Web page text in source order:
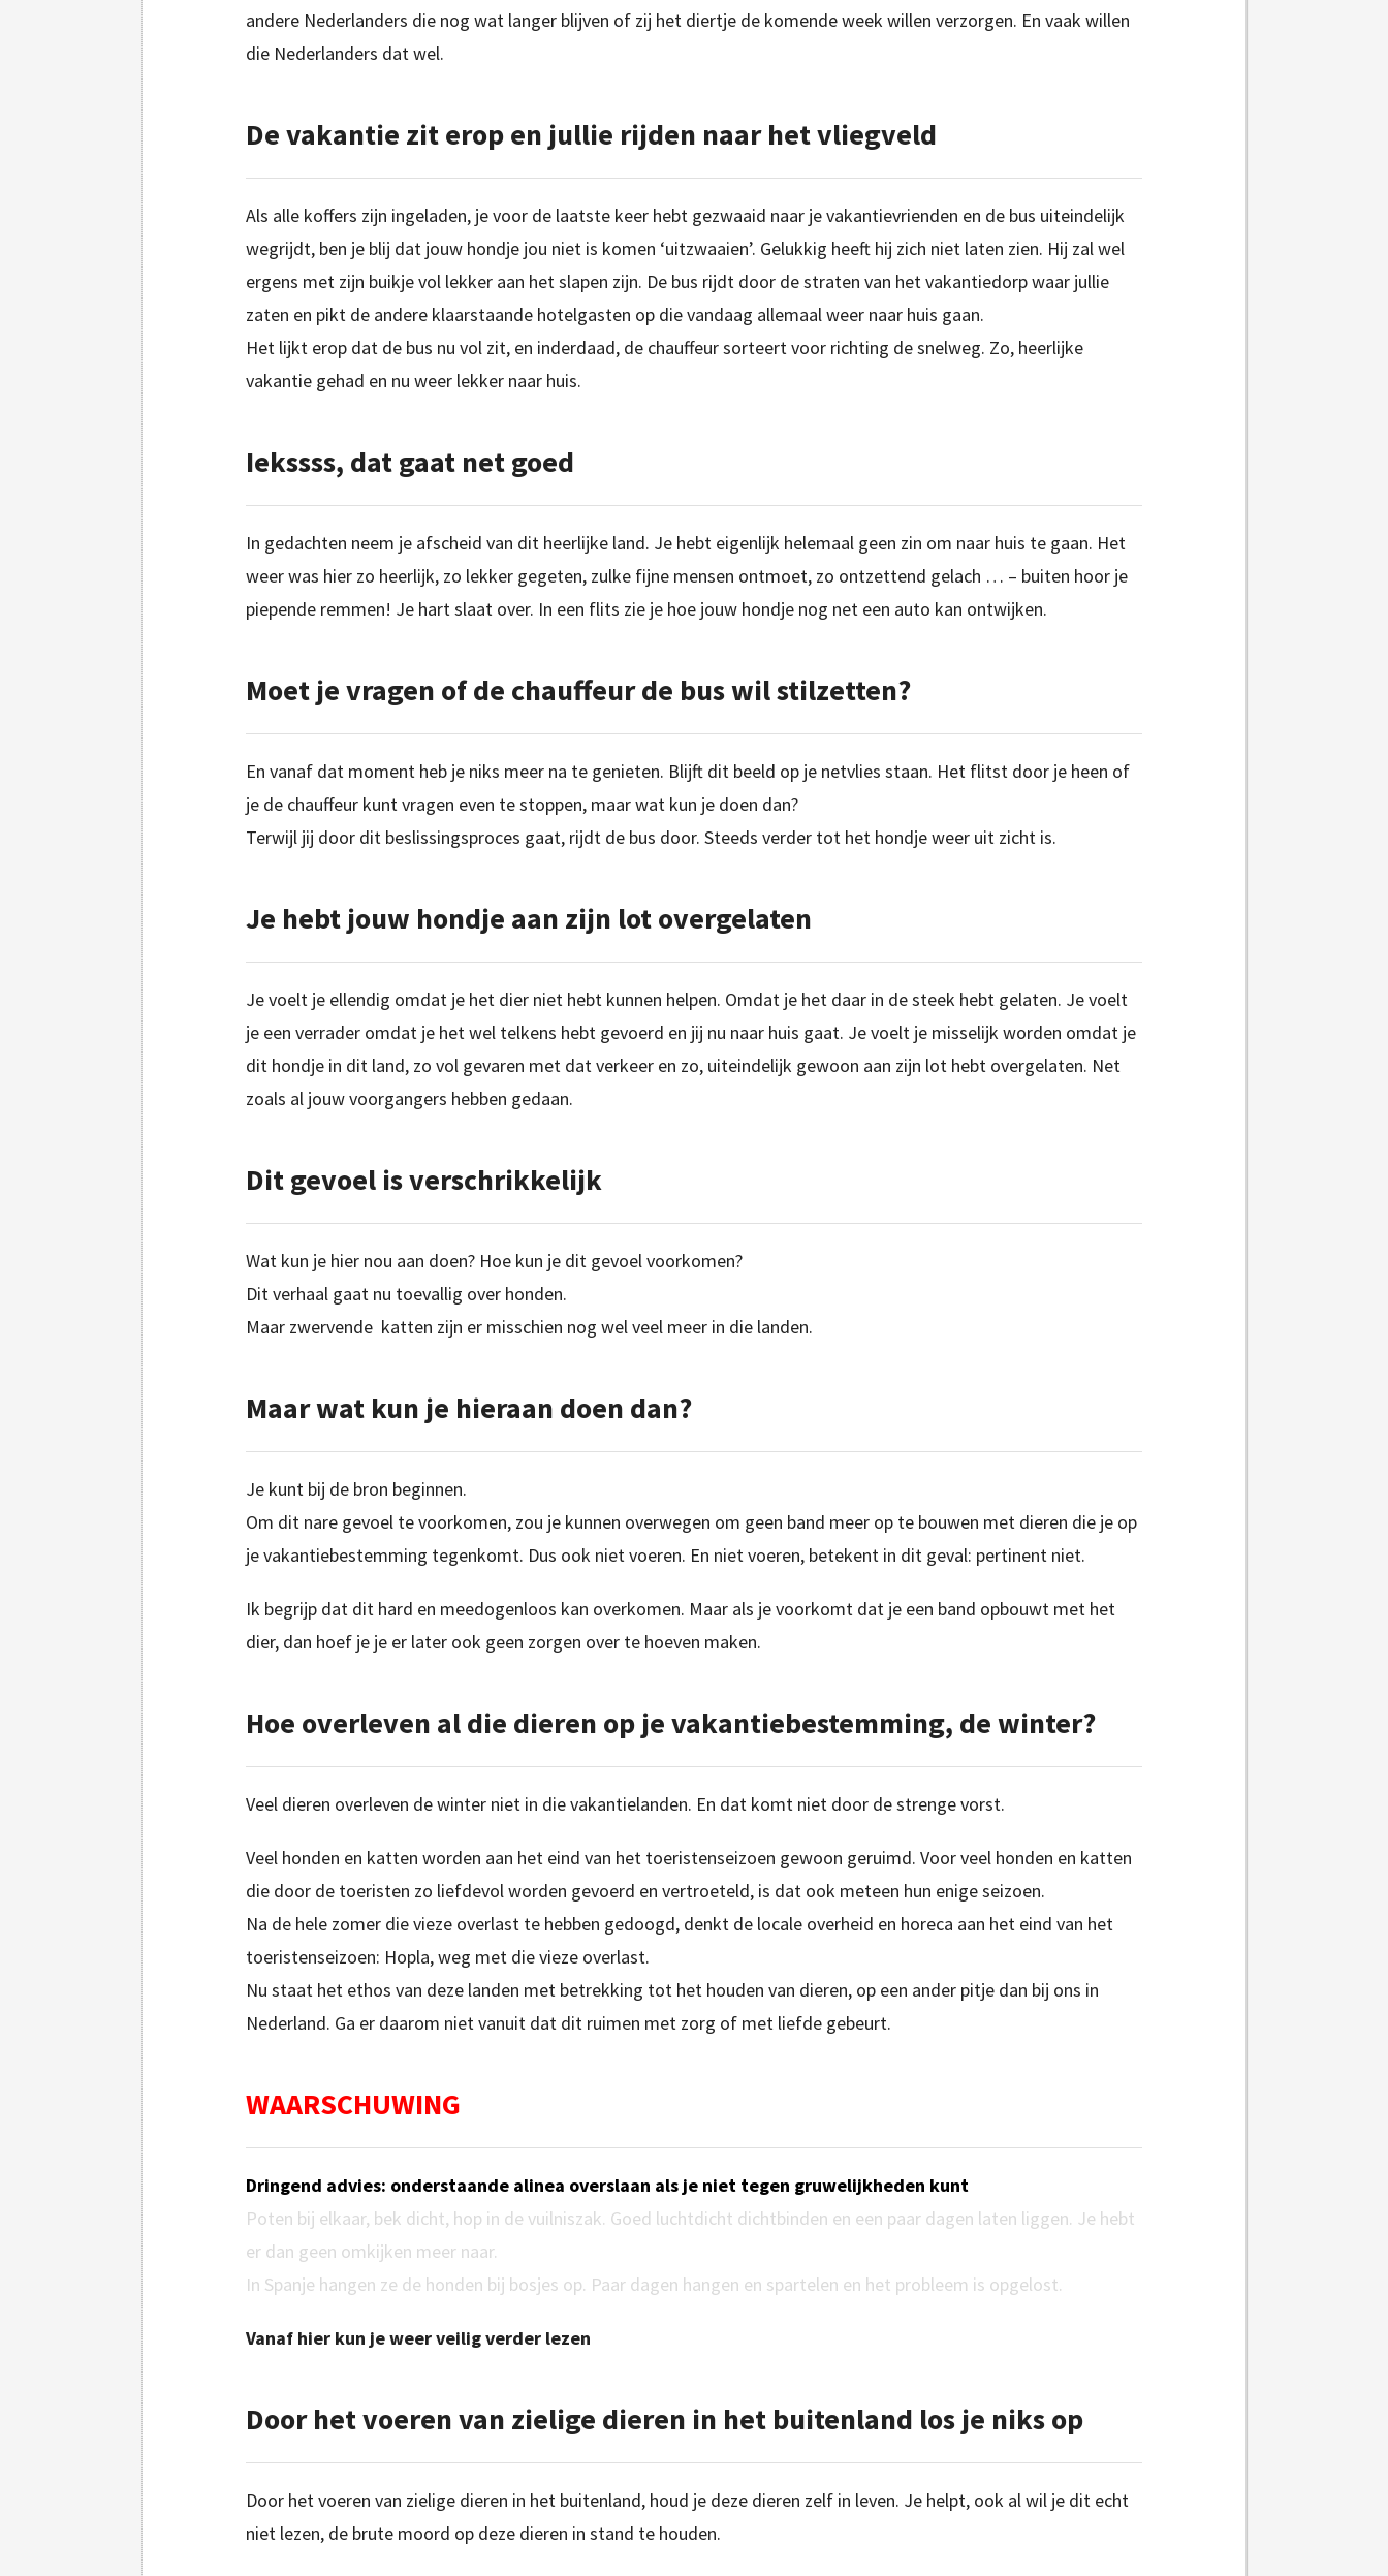
andere Nederlanders die nog wat langer blijven of zij het diertje de komende week willen verzorgen. En vaak willen
die Nederlanders dat wel.
De vakantie zit erop en jullie rijden naar het vliegveld
Als alle koffers zijn ingeladen, je voor de laatste keer hebt gezwaaid naar je vakantievrienden en de bus uiteindelijk
wegrijdt, ben je blij dat jouw hondje jou niet is komen ‘uitzwaaien’. Gelukkig heeft hij zich niet laten zien. Hij zal wel
ergens met zijn buikje vol lekker aan het slapen zijn. De bus rijdt door de straten van het vakantiedorp waar jullie
zaten en pikt de andere klaarstaande hotelgasten op die vandaag allemaal weer naar huis gaan.
Het lijkt erop dat de bus nu vol zit, en inderdaad, de chauffeur sorteert voor richting de snelweg. Zo, heerlijke
vakantie gehad en nu weer lekker naar huis.
Iekssss, dat gaat net goed
In gedachten neem je afscheid van dit heerlijke land. Je hebt eigenlijk helemaal geen zin om naar huis te gaan. Het
weer was hier zo heerlijk, zo lekker gegeten, zulke fijne mensen ontmoet, zo ontzettend gelach … – buiten hoor je
piepende remmen! Je hart slaat over. In een flits zie je hoe jouw hondje nog net een auto kan ontwijken.
Moet je vragen of de chauffeur de bus wil stilzetten?
En vanaf dat moment heb je niks meer na te genieten. Blijft dit beeld op je netvlies staan. Het flitst door je heen of
je de chauffeur kunt vragen even te stoppen, maar wat kun je doen dan?
Terwijl jij door dit beslissingsproces gaat, rijdt de bus door. Steeds verder tot het hondje weer uit zicht is.
Je hebt jouw hondje aan zijn lot overgelaten
Je voelt je ellendig omdat je het dier niet hebt kunnen helpen. Omdat je het daar in de steek hebt gelaten. Je voelt
je een verrader omdat je het wel telkens hebt gevoerd en jij nu naar huis gaat. Je voelt je misselijk worden omdat je
dit hondje in dit land, zo vol gevaren met dat verkeer en zo, uiteindelijk gewoon aan zijn lot hebt overgelaten. Net
zoals al jouw voorgangers hebben gedaan.
Dit gevoel is verschrikkelijk
Wat kun je hier nou aan doen? Hoe kun je dit gevoel voorkomen?
Dit verhaal gaat nu toevallig over honden.
Maar zwervende katten zijn er misschien nog wel veel meer in die landen.
Maar wat kun je hieraan doen dan?
Je kunt bij de bron beginnen.
Om dit nare gevoel te voorkomen, zou je kunnen overwegen om geen band meer op te bouwen met dieren die je op
je vakantiebestemming tegenkomt. Dus ook niet voeren. En niet voeren, betekent in dit geval: pertinent niet.
Ik begrijp dat dit hard en meedogenloos kan overkomen. Maar als je voorkomt dat je een band opbouwt met het
dier, dan hoef je je er later ook geen zorgen over te hoeven maken.
Hoe overleven al die dieren op je vakantiebestemming, de winter?
Veel dieren overleven de winter niet in die vakantielanden. En dat komt niet door de strenge vorst.
Veel honden en katten worden aan het eind van het toeristenseizoen gewoon geruimd. Voor veel honden en katten
die door de toeristen zo liefdevol worden gevoerd en vertroeteld, is dat ook meteen hun enige seizoen.
Na de hele zomer die vieze overlast te hebben gedoogd, denkt de locale overheid en horeca aan het eind van het
toeristenseizoen: Hopla, weg met die vieze overlast.
Nu staat het ethos van deze landen met betrekking tot het houden van dieren, op een ander pitje dan bij ons in
Nederland. Ga er daarom niet vanuit dat dit ruimen met zorg of met liefde gebeurt.
WAARSCHUWING
Dringend advies: onderstaande alinea overslaan als je niet tegen gruwelijkheden kunt
Poten bij elkaar, bek dicht, hop in de vuilniszak. Goed luchtdicht dichtbinden en een paar dagen laten liggen. Je hebt
er dan geen omkijken meer naar.
In Spanje hangen ze de honden bij bosjes op. Paar dagen hangen en spartelen en het probleem is opgelost.
Vanaf hier kun je weer veilig verder lezen
Door het voeren van zielige dieren in het buitenland los je niks op
Door het voeren van zielige dieren in het buitenland, houd je deze dieren zelf in leven. Je helpt, ook al wil je dit echt
niet lezen, de brute moord op deze dieren in stand te houden.